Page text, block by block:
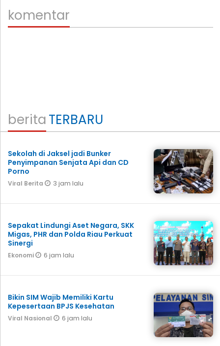
komentar
beritaTERBARU
Sekolah di Jaksel jadi Bunker
Penyimpanan Senjata Api dan CD
Porno
Viral Berita 3 jam lalu
Sepakat Lindungi Aset Negara, SKK
Migas, PHR dan Polda Riau Perkuat
Sinergi
Ekonomi 6 jam lalu
Bikin SIM Wajib Memiliki Kartu
Kepesertaan BPJS Kesehatan
Viral Nasional 6 jam lalu